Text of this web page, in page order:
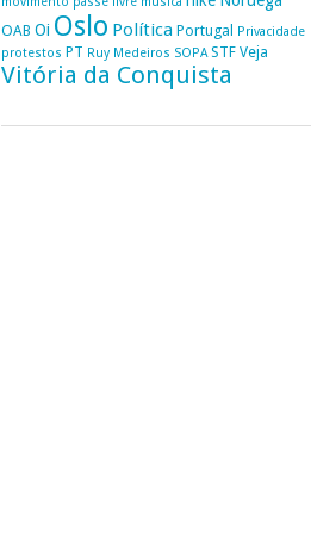
OAB Oi Oslo Política Portugal
Privacidade
protestos PT Ruy Medeiros SOPA STF Veja
Vitória da Conquista